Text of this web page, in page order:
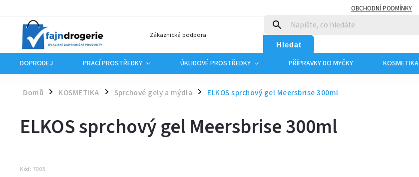
OBCHODNÍ PODMÍNKY
Zákaznická podpora:
Hledat
DOPRODEJ PRACÍ PROSTŘEDKY ÚKLIDOVÉ PROSTŘEDKY PŘÍPRAVKY DO MYČKY KOSMETIKA
Domů / KOSMETIKA / Sprchové gely a mýdla / ELKOS sprchový gel Meersbrise 300ml
ELKOS sprchový gel Meersbrise 300ml
Kód: 7005